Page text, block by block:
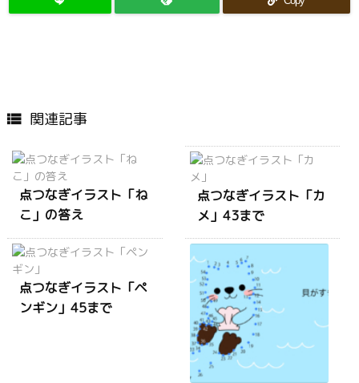
 関連記事
点つなぎイラスト「ね
こ」の答え
点つなぎイラスト「カ
メ」43まで
点つなぎイラスト「ペ
ンギン」45まで